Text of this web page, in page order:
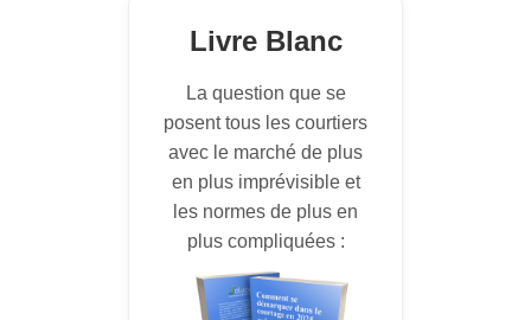
Livre Blanc
La question que se
posent tous les courtiers
avec le marché de plus
en plus imprévisible et
les normes de plus en
plus compliquées :